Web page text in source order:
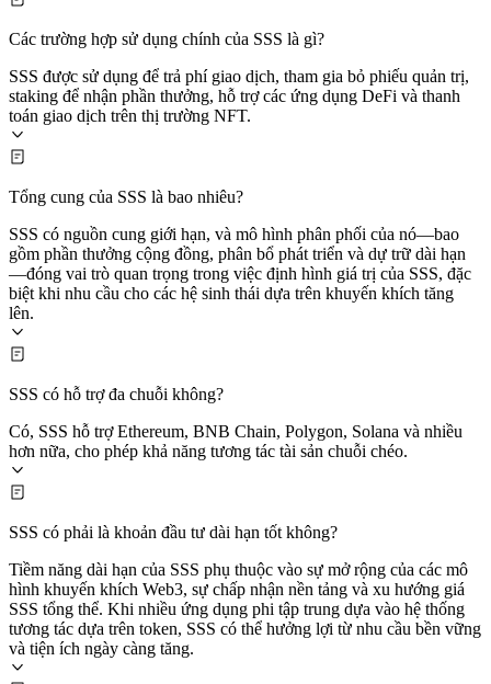
Các trường hợp sử dụng chính của SSS là gì?
SSS được sử dụng để trả phí giao dịch, tham gia bỏ phiếu quản trị,
staking để nhận phần thưởng, hỗ trợ các ứng dụng DeFi và thanh
toán giao dịch trên thị trường NFT.
Tổng cung của SSS là bao nhiêu?
SSS có nguồn cung giới hạn, và mô hình phân phối của nó—bao
gồm phần thưởng cộng đồng, phân bổ phát triển và dự trữ dài hạn
—đóng vai trò quan trọng trong việc định hình giá trị của SSS, đặc
biệt khi nhu cầu cho các hệ sinh thái dựa trên khuyến khích tăng
lên.
SSS có hỗ trợ đa chuỗi không?
Có, SSS hỗ trợ Ethereum, BNB Chain, Polygon, Solana và nhiều
hơn nữa, cho phép khả năng tương tác tài sản chuỗi chéo.
SSS có phải là khoản đầu tư dài hạn tốt không?
Tiềm năng dài hạn của SSS phụ thuộc vào sự mở rộng của các mô
hình khuyến khích Web3, sự chấp nhận nền tảng và xu hướng giá
SSS tổng thể. Khi nhiều ứng dụng phi tập trung dựa vào hệ thống
tương tác dựa trên token, SSS có thể hưởng lợi từ nhu cầu bền vững
và tiện ích ngày càng tăng.